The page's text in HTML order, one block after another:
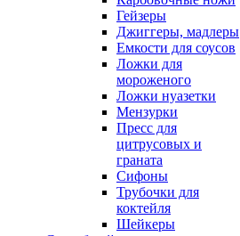
Гейзеры
Джиггеры, мадлеры
Емкости для соусов
Ложки для
мороженого
Ложки нуазетки
Мензурки
Пресс для
цитрусовых и
граната
Сифоны
Трубочки для
коктейля
Шейкеры